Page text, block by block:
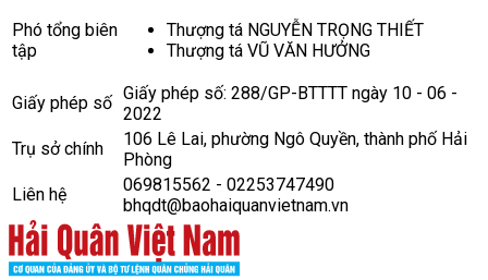
Phó tổng biên
tập
Thượng tá NGUYỄN TRỌNG THIẾT
Thượng tá VŨ VĂN HƯỞNG
Giấy phép số Giấy phép số: 288/GP-BTTTT ngày 10 - 06 -
2022
Trụ sở chính
106 Lê Lai, phường Ngô Quyền, thành phố Hải
Phòng
Liên hệ
069815562 - 02253747490
bhqdt@baohaiquanvietnam.vn